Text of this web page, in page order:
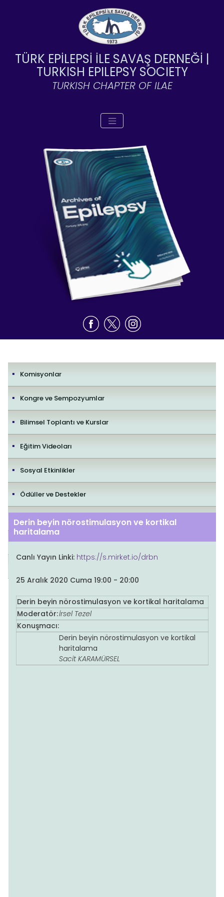
TÜRK EPİLEPSİ İLE SAVAŞ DERNEĞİ |
TURKISH EPILEPSY SOCIETY
TURKISH CHAPTER OF ILAE
Komisyonlar
Kongre ve Sempozyumlar
Bilimsel Toplantı ve Kurslar
Eğitim Videoları
Sosyal Etkinlikler
Ödüller ve Destekler
İletişim
Yayıncılık Politikaları
Derin beyin nörostimulasyon ve kortikal
haritalama
Canlı Yayın Linki: https://s.mirket.io/drbn
25 Aralık 2020 Cuma 19:00 - 20:00
Derin beyin nörostimulasyon ve kortikal haritalama
Moderatör:İrsel Tezel
Konuşmacı:
Derin beyin nörostimulasyon ve kortikal
haritalama
Sacit KARAMÜRSEL